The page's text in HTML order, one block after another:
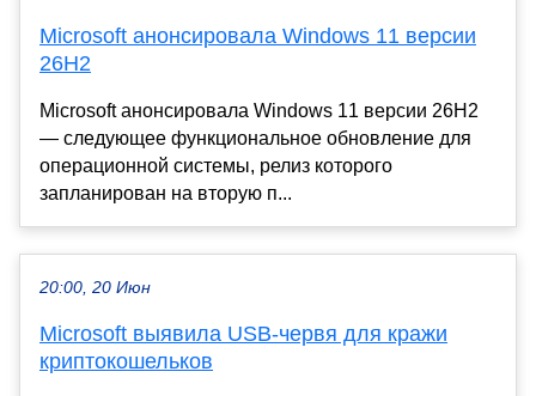
Microsoft анонсировала Windows 11 версии
26H2
Microsoft анонсировала Windows 11 версии 26H2
— следующее функциональное обновление для
операционной системы, релиз которого
запланирован на вторую п...
20:00, 20 Июн
Microsoft выявила USB-червя для кражи
криптокошельков